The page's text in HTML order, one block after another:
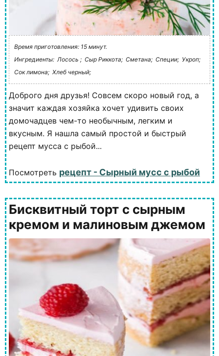
Время приготовления: 15 минут.
Ингредиенты: Лосось ; Сыр Риккота; Сметана; Специи; Укроп;
Сок лимона; Хлеб черный;
Доброго дня друзья! Совсем скоро новый год, а
значит каждая хозяйка хочет удивить своих
домочадцев чем-то необычным, легким и
вкусным. Я нашла самый простой и быстрый
рецепт мусса с рыбой...
Посмотреть рецепт - Сырный мусс с рыбой
Бисквитный торт с сырным
кремом и малиновым джемом